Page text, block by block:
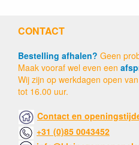
CONTACT
Bestelling afhalen? Geen
Maak vooraf wel even een
Wij zijn op werkdagen open
tot 16.00 uur.
Contact en
+31 (0)85 0043452